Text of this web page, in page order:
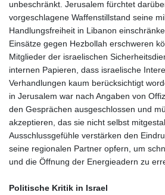
unbeschränkt. Jerusalem fürchtet
vorgeschlagene Waffenstillstand seine
Handlungsfreiheit in Libanon
Einsätze gegen Hezbollah erschweren
Mitglieder der israelischen
internen Papieren, dass israelische
Verhandlungen kaum berücksichtigt
in Jerusalem war nach Angaben von
den Gesprächen ausgeschlossen und
akzeptieren, das sie nicht selbst
Ausschlussgefühle verstärken den
seine regionalen Partner opfern, um
und die Öffnung der Energieadern zu
Politische Kritik in Israel